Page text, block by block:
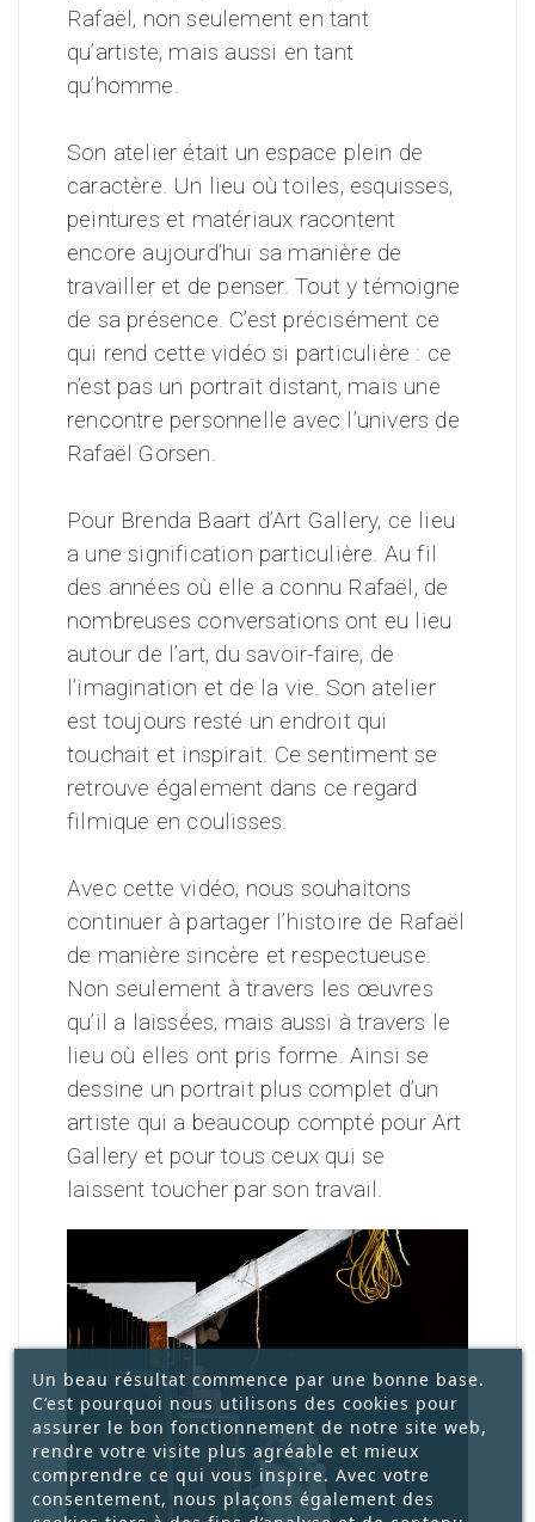
Rafaël, non seulement en tant
qu’artiste, mais aussi en tant
qu’homme.
Son atelier était un espace plein de
caractère. Un lieu où toiles, esquisses,
peintures et matériaux racontent
encore aujourd’hui sa manière de
travailler et de penser. Tout y témoigne
de sa présence. C’est précisément ce
qui rend cette vidéo si particulière : ce
n’est pas un portrait distant, mais une
rencontre personnelle avec l’univers de
Rafaël Gorsen.
Pour Brenda Baart d’Art Gallery, ce lieu
a une signification particulière. Au fil
des années où elle a connu Rafaël, de
nombreuses conversations ont eu lieu
autour de l’art, du savoir-faire, de
l’imagination et de la vie. Son atelier
est toujours resté un endroit qui
touchait et inspirait. Ce sentiment se
retrouve également dans ce regard
filmique en coulisses.
Avec cette vidéo, nous souhaitons
continuer à partager l’histoire de Rafaël
de manière sincère et respectueuse.
Non seulement à travers les œuvres
qu’il a laissées, mais aussi à travers le
lieu où elles ont pris forme. Ainsi se
dessine un portrait plus complet d’un
artiste qui a beaucoup compté pour Art
Gallery et pour tous ceux qui se
laissent toucher par son travail.
Un beau résultat commence par une bonne base.
C’est pourquoi nous utilisons des cookies pour
assurer le bon fonctionnement de notre site web,
rendre votre visite plus agréable et mieux
comprendre ce qui vous inspire. Avec votre
consentement, nous plaçons également des